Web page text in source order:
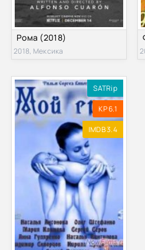
Рома (2018)
2018, Мексика
SATRip
KP 6.1
IMDB 3.4